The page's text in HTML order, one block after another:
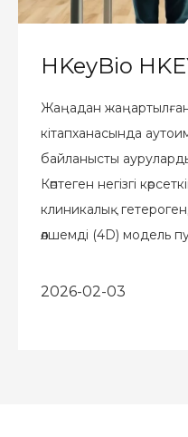
Жаңадан жаңартылған
кітапханасында
байланысты
Көптеген негізгі
клиникалық
өлшемді (4D) модель
негізделген үлгі
2026-02-03